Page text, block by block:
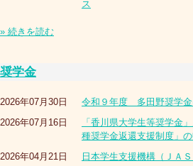
ス
» 続きを読む
奨学金
2026年07月30日
令和９年度 多田野奨学金
2026年07月16日
「香川県大学生等奨学金
種奨学金返還支援制度」
2026年04月21日
日本学生支援機構（ＪＡＳ